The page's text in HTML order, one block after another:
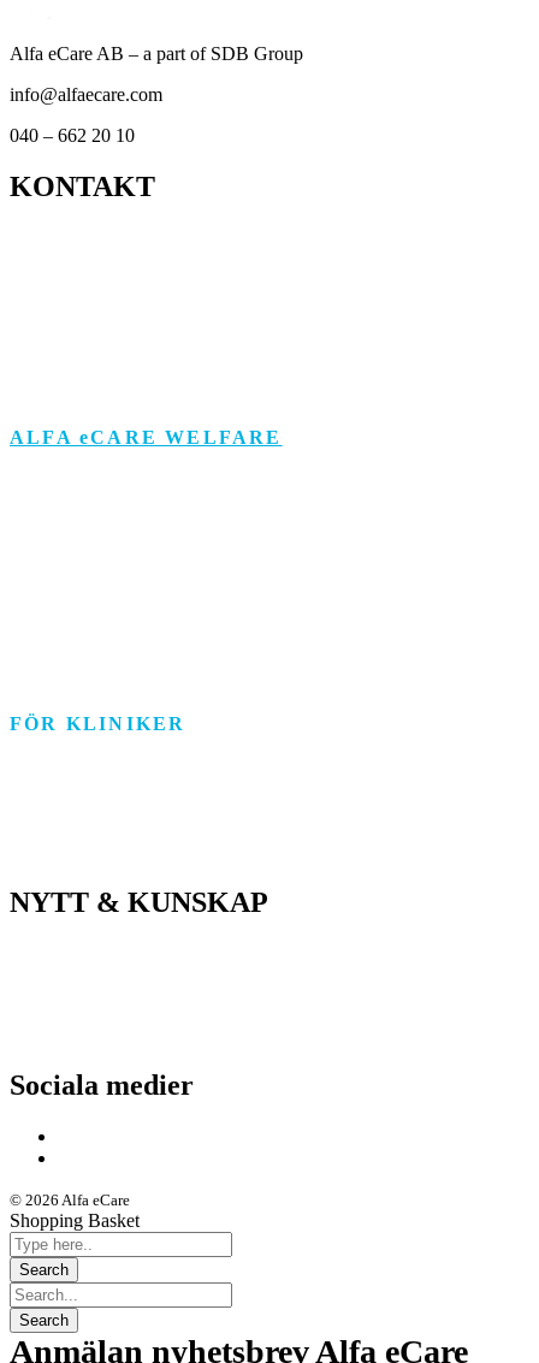
Alfa eCare AB – a part of SDB Group
info@alfaecare.com
040 – 662 20 10
KONTAKT
ALFA eCARE WELFARE
FÖR KLINIKER
NYTT & KUNSKAP
Sociala medier
© 2026 Alfa eCare
Shopping Basket
Anmälan nyhetsbrev Alfa eCare